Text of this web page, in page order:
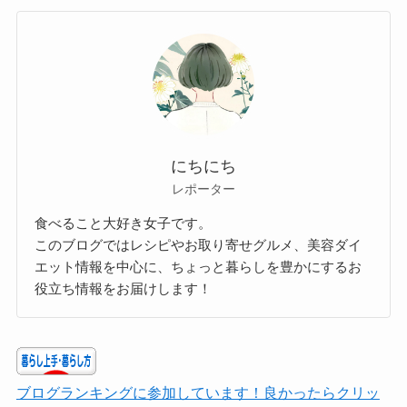
にちにち
レポーター
食べること大好き女子です。
このブログではレシピやお取り寄せグルメ、美容ダイ
エット情報を中心に、ちょっと暮らしを豊かにするお
役立ち情報をお届けします！
ブログランキングに参加しています！良かったらクリッ